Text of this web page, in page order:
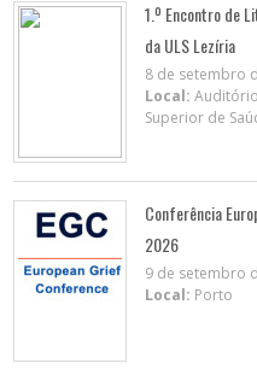
1.º Encontro de
da ULS Lezíria
8 de setembro
Local:
Superior de
Conferência
2026
9 de setembro
Local: Porto